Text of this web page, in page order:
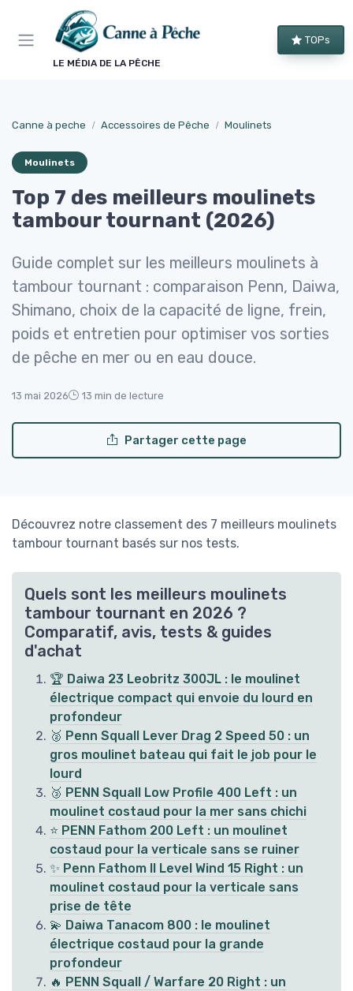
LE MÉDIA DE LA PÊCHE
TOPs
Canne à peche Accessoires de Pêche Moulinets
Moulinets
Top 7 des meilleurs moulinets
tambour tournant (2026)
Guide complet sur les meilleurs moulinets à
tambour tournant : comparaison Penn, Daiwa,
Shimano, choix de la capacité de ligne, frein,
poids et entretien pour optimiser vos sorties
de pêche en mer ou en eau douce.
13 mai 2026 13 min de lecture
Partager cette page
Découvrez notre classement des 7 meilleurs moulinets
tambour tournant basés sur nos tests.
Quels sont les meilleurs moulinets
tambour tournant en 2026 ?
Comparatif, avis, tests & guides
d'achat
🏆 Daiwa 23 Leobritz 300JL : le moulinet
électrique compact qui envoie du lourd en
profondeur
🥈 Penn Squall Lever Drag 2 Speed 50 : un
gros moulinet bateau qui fait le job pour le
lourd
🥉 PENN Squall Low Profile 400 Left : un
moulinet costaud pour la mer sans chichi
⭐ PENN Fathom 200 Left : un moulinet
costaud pour la verticale sans se ruiner
✨ Penn Fathom II Level Wind 15 Right : un
moulinet costaud pour la verticale sans
prise de tête
💫 Daiwa Tanacom 800 : le moulinet
électrique costaud pour la grande
profondeur
🔥 PENN Squall / Warfare 20 Right : un
Panneau de gestion des cookies